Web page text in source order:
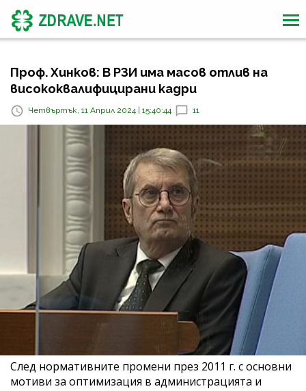
Проф. Хинков: В РЗИ има масов отлив на
висококвалифицирани кадри
Четвъртък, 11 Април 2024 | 15:40:44 11
След нормативните промени през 2011 г. с основни
мотиви за оптимизация в администрацията и